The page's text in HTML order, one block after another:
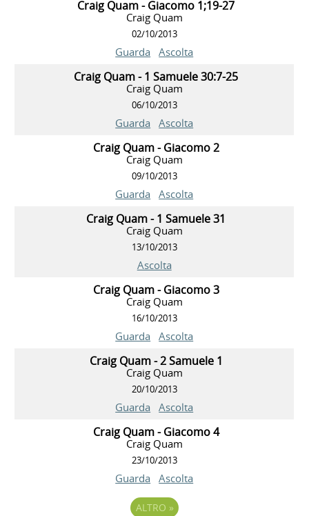
Craig Quam - Giacomo 1;19-27
Craig Quam
02/10/2013
Guarda Ascolta
Craig Quam - 1 Samuele 30:7-25
Craig Quam
06/10/2013
Guarda Ascolta
Craig Quam - Giacomo 2
Craig Quam
09/10/2013
Guarda Ascolta
Craig Quam - 1 Samuele 31
Craig Quam
13/10/2013
Ascolta
Craig Quam - Giacomo 3
Craig Quam
16/10/2013
Guarda Ascolta
Craig Quam - 2 Samuele 1
Craig Quam
20/10/2013
Guarda Ascolta
Craig Quam - Giacomo 4
Craig Quam
23/10/2013
Guarda Ascolta
ALTRO »